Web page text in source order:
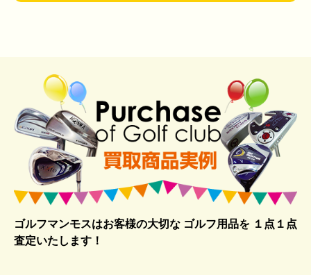
ゴルフマンモスはお客様の大切な ゴルフ用品を１点１点
査定いたします！